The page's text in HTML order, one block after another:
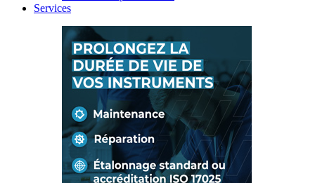
Services